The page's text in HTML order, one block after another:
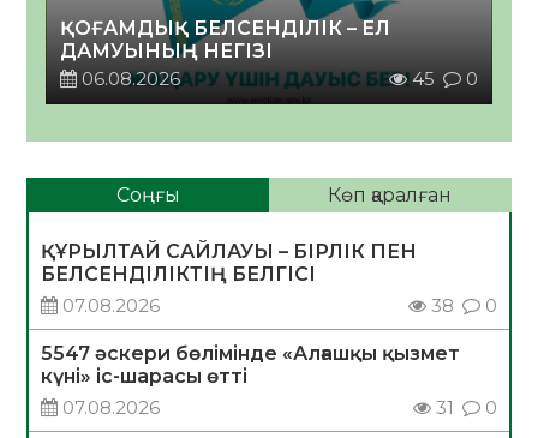
ҚОҒАМДЫҚ БЕЛСЕНДІЛІК – ЕЛ
ДАМУЫНЫҢ НЕГІЗІ
06.08.2026
45 0
Соңғы Көп қаралған
ҚҰРЫЛТАЙ САЙЛАУЫ – БІРЛІК ПЕН
БЕЛСЕНДІЛІКТІҢ БЕЛГІСІ
07.08.2026
38 0
5547 әскери бөлімінде «Алғашқы қызмет
күні» іс-шарасы өтті
07.08.2026
31 0